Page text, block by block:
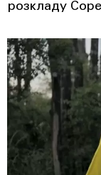
розкладу